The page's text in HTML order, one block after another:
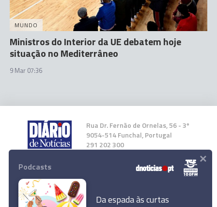
MUNDO
Ministros do Interior da UE debatem hoje
situação no Mediterrâneo
9 Mar 07:36
Rua Dr. Fernão de Ornelas, 56 - 3º
9054-514 Funchal, Portugal
291 202 300
Instale a nossa App
Podcasts
Da espada às curtas
×